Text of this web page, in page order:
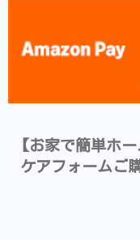
【お家で簡単ホ
ケアフォームご